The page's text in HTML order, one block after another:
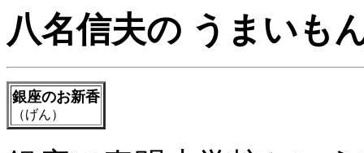
八名信夫の うまいも
銀座のお新香
（げん）